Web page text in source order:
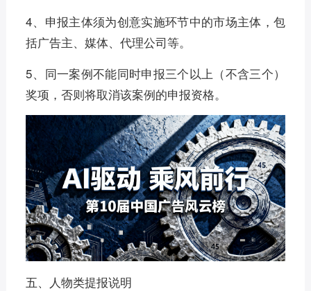
4、申报主体须为创意实施环节中的市场主体，包
括广告主、媒体、代理公司等。
5、同一案例不能同时申报三个以上（不含三个）
奖项，否则将取消该案例的申报资格。
五、人物类提报说明